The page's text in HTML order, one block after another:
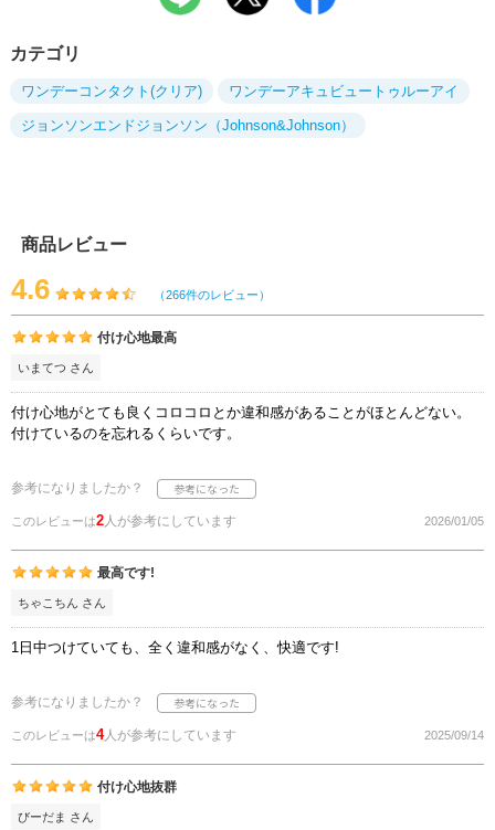
カテゴリ
ワンデーコンタクト(クリア) ワンデーアキュビュートゥルーアイ
ジョンソンエンドジョンソン（Johnson&Johnson）
商品レビュー
4.6 （266件のレビュー）
付け心地最高
いまてつ さん
付け心地がとても良くコロコロとか違和感があることがほとんどない。
付けているのを忘れるくらいです。
参考になりましたか？
このレビューは2 人が参考にしています 2026/01/05
最高です!
ちゃこちん さん
1日中つけていても、全く違和感がなく、快適です!
参考になりましたか？
このレビューは4人が参考にしています 2025/09/14
付け心地抜群
びーだま さん